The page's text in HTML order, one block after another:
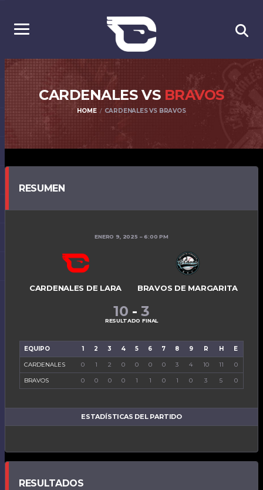
CARDENALES VS BRAVOS
HOME CARDENALES VS BRAVOS
RESUMEN
ENERO 9, 2025 6:00 PM
CARDENALES DE LARA BRAVOS DE MARGARITA
10 - 3
RESULTADO FINAL
EQUIPO 1 2 3 4 5 6 7 8 9 R H E
CARDENALES 0 1 2 0 0 0 0 3 4 10 11 0
BRAVOS 0 0 0 0 1 1 0 1 0 3 5 0
ESTADÍSTICAS DEL PARTIDO
RESULTADOS